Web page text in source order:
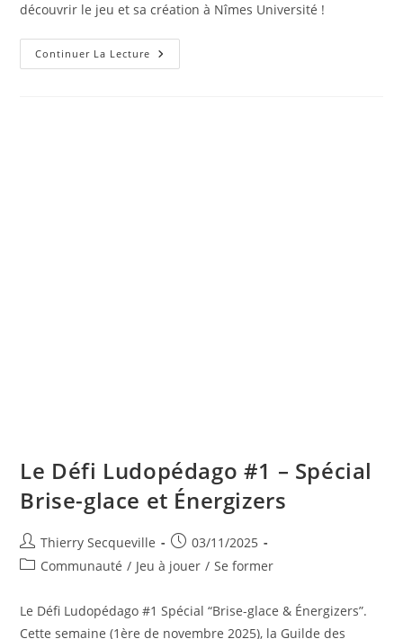
découvrir le jeu et sa création à Nîmes Université !
Continuer La Lecture Découvrir
Le
Le Défi Ludopédago #1 – Spécial
Brise-glace et Énergizers
Auteur/autrice
de
Thierry Secqueville
Publication
publiée :
03/11/2025
PostCommunauté / Jeu à jouer / Se former
Le Défi Ludopédago #1 Spécial “Brise-glace & Énergizers”.
Cette semaine (1ère de novembre 2025), la Guilde des